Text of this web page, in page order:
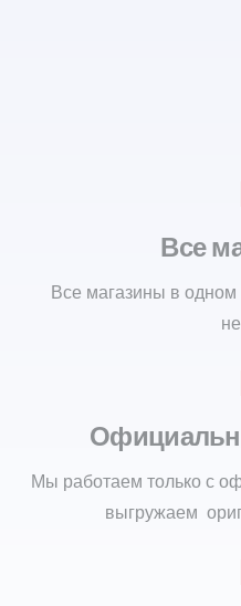
Все
Все магазины в
Мы работаем только с
выгружаем